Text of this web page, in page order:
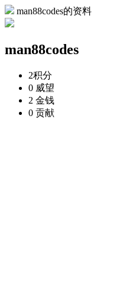
man88codes的资料
man88codes
2积分
0 威望
2 金钱
0 贡献